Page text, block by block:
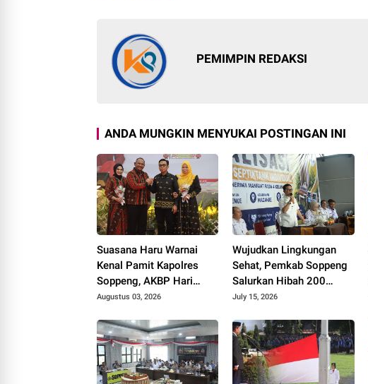
PEMIMPIN REDAKSI
ANDA MUNGKIN MENYUKAI POSTINGAN INI
Suasana Haru Warnai
Kenal Pamit Kapolres
Soppeng, AKBP Hari
Budiyanto Siap Lanjutkan
Latemmamala
Augustus 03, 2026
Wujudkan Lingkungan
Sehat, Pemkab Soppeng
Salurkan Hibah 200
Tangki Septik untuk
July 15, 2026